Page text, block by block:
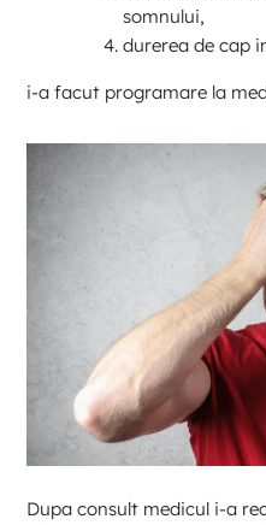
somnului,
durerea de cap
i-a facut programare la
Dupa consult medicul i-a